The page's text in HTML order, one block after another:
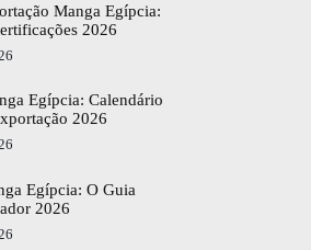
Manga Egípcia:
2026
Egípcia: Calendário
2026
Egípcia: O Guia
2026